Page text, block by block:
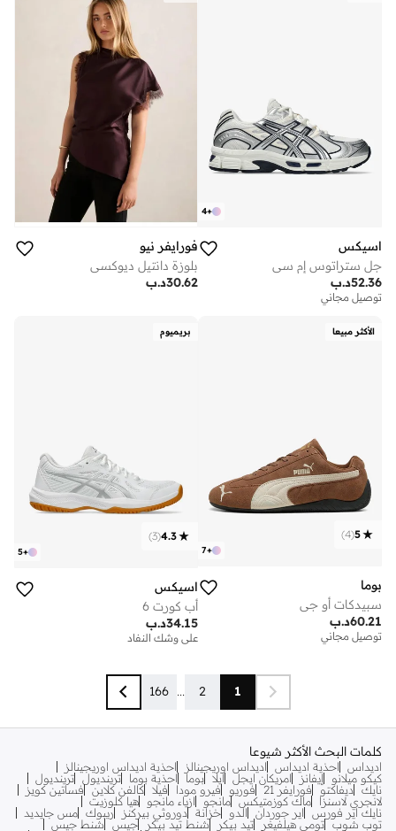
+
4
اسيكس
جل ستراتوس إم سي
د.ب52.36
توصيل مجاني
فورايفر نيو
بلوزة دانتيل ديوكسي
د.ب30.62
الأكثر مبيعا
+
7
5
(
4
)
بوما
سبيدكات أو جي
د.ب60.21
توصيل مجاني
بريميوم
+
5
4.3
(
3
)
اسيكس
أب كورت 6
د.ب34.15
على وشك النفاد
1
2
...
166
كلمات البحث الأكثر شيوعا
اديداس احذية اديداس اديداس اوريجينالز
احذية اديداس اوريجينالز
كيكو ميلانو
إيفانز امريكان ايجل ايلا بوما احذية بوما ترينديول ترينديول
نايك ديفاكتو فورايفر 21 فوريو فيرو مودا فيلا كالفن كلاين فساتين كويز
لانجري لاسنزا
ماك كوزمتيكس مانجو ازياء مانجو
هيا كلوزيت
نايك اير فورس
اير جوردان الدو خزانة دوروثي بيركنز ريبوك مس جايديد
توب شوب تومي هيلفيغر تيد بيكر شنط تيد بيكر جيس
شنط جيس